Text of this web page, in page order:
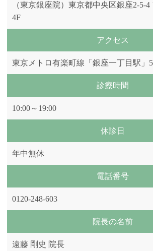
（東京銀座院）東京都中央区銀座2-5-
4F
アクセス
東京メトロ有楽町線「銀座一丁目駅」
診療時間
10:00～19:00
休診日
年中無休
電話番号
0120-248-603
院長の名前
遠藤 剛史 院長